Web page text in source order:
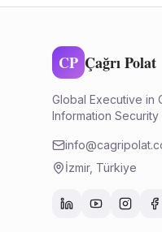
CP Çağrı Polat
Global Executive in
Information Security
İzmir, Türkiye